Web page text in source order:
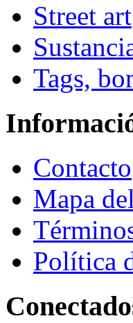
Street art
Tags,
Contacto
Mapa
Política